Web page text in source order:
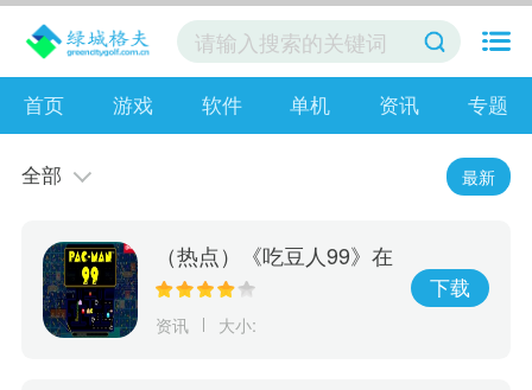
首页 游戏 软件 单机 资讯 专题
全部 最新
（热点）《吃豆人99》在
线游戏服务将于10月8日
资讯 大小:
下载